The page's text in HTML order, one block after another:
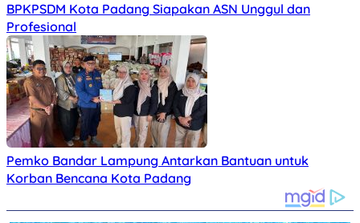
BPKPSDM Kota Padang Siapakan ASN Unggul dan
Profesional
Pemko Bandar Lampung Antarkan Bantuan untuk
Korban Bencana Kota Padang